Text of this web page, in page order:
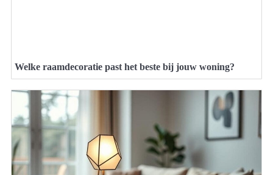
Welke raamdecoratie past het beste bij jouw woning?